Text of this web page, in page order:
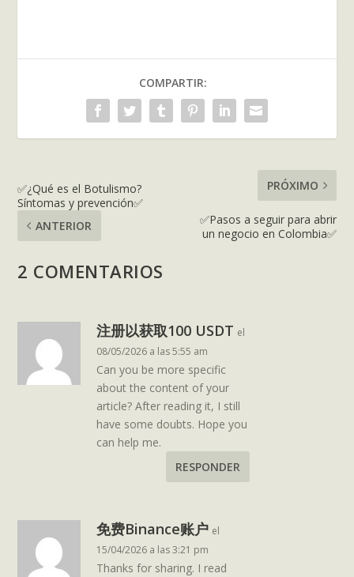
COMPARTIR:
✅¿Qué es el Botulismo?
Síntomas y prevención✅
ANTERIOR
PRÓXIMO
✅Pasos a seguir para abrir
un negocio en Colombia✅
2 COMENTARIOS
注册以获取100 USDT el
08/05/2026 a las 5:55 am
Can you be more specific
about the content of your
article? After reading it, I still
have some doubts. Hope you
can help me.
RESPONDER
免费Binance账户 el
15/04/2026 a las 3:21 pm
Thanks for sharing. I read